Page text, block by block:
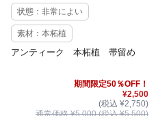
状態：非常によい
素材：本柘植
アンティーク 本柘植 帯留め
期間限定50％OFF！
¥2,500
(税込 ¥2,750)